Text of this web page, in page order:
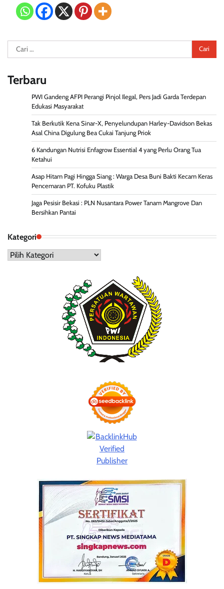
Cari
untuk:
Terbaru
PWI Gandeng AFPI Perangi Pinjol Ilegal, Pers Jadi Garda Terdepan
Edukasi Masyarakat
Tak Berkutik Kena Sinar-X, Penyelundupan Harley-Davidson Bekas
Asal China Digulung Bea Cukai Tanjung Priok
6 Kandungan Nutrisi Enfagrow Essential 4 yang Perlu Orang Tua
Ketahui
Asap Hitam Pagi Hingga Siang : Warga Desa Buni Bakti Kecam Keras
Pencemaran PT. Kofuku Plastik
Jaga Pesisir Bekasi : PLN Nusantara Power Tanam Mangrove Dan
Bersihkan Pantai
Kategori
Kategori